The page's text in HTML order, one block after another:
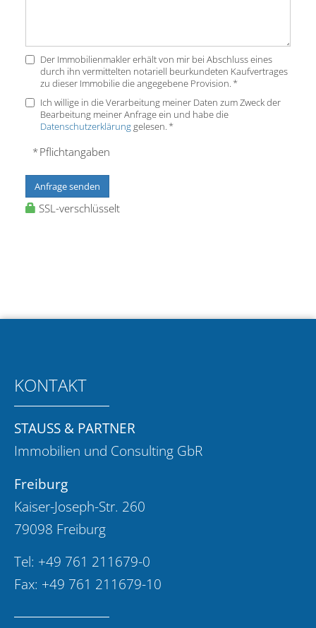
Der Immobilienmakler erhält von mir bei Abschluss eines
durch ihn vermittelten notariell beurkundeten Kaufvertrages
zu dieser Immobilie die angegebene Provision. *
Ich willige in die Verarbeitung meiner Daten zum Zweck der
Bearbeitung meiner Anfrage ein und habe die
Datenschutzerklärunggelesen. *
* Pflichtangaben
Anfrage senden
SSL-verschlüsselt
KONTAKT
STAUSS & PARTNER
Immobilien und Consulting GbR
Freiburg
Kaiser-Joseph-Str. 260
79098 Freiburg
Tel: +49 761 211679-0
Fax: +49 761 211679-10